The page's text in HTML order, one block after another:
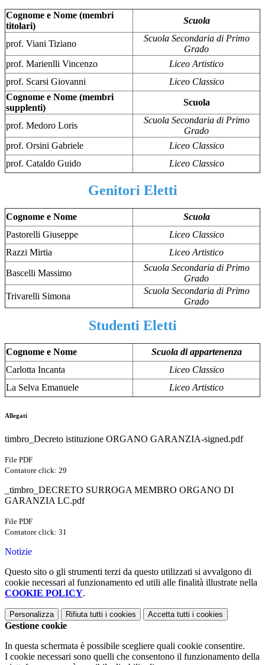
Cognome e Nome (membri
titolari)
Scuola
prof. Viani Tiziano
Scuola Secondaria di Primo
Grado
prof. Marienlli Vincenzo
Liceo Artistico
prof. Scarsi Giovanni
Liceo Classico
Cognome e Nome (membri
supplenti)
Scuola
prof. Medoro Loris
Scuola Secondaria di Primo
Grado
prof. Orsini Gabriele
Liceo Classico
prof. Cataldo Guido
Liceo Classico
Genitori Eletti
Cognome e Nome
Scuola
Pastorelli Giuseppe
Liceo Classico
Razzi Mirtia
Liceo Artistico
Bascelli Massimo
Scuola Secondaria di Primo
Grado
Trivarelli Simona
Scuola Secondaria di Primo
Grado
Studenti Eletti
Cognome e Nome
Scuola di appartenenza
Carlotta Incanta
Liceo Classico
La Selva Emanuele
Liceo Artistico
Allegati
timbro_Decreto istituzione ORGANO GARANZIA-signed.pdf
File PDF
Contatore click: 29
_timbro_DECRETO SURROGA MEMBRO ORGANO DI
GARANZIA LC.pdf
File PDF
Contatore click: 31
Notizie
Questo sito o gli strumenti terzi da questo utilizzati si avvalgono di
cookie necessari al funzionamento ed utili alle finalità illustrate nella
COOKIE POLICY.
Personalizza Rifiuta tutti i cookies Accetta tutti i cookies
Gestione cookie
In questa schermata è possibile scegliere quali cookie consentire.
I cookie necessari sono quelli che consentono il funzionamento della